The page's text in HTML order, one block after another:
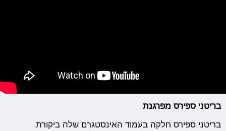
בריטני ספירס מפרגנת
בריטני ספירס חלקה בעמוד האינסטגרם שלה ביקורת